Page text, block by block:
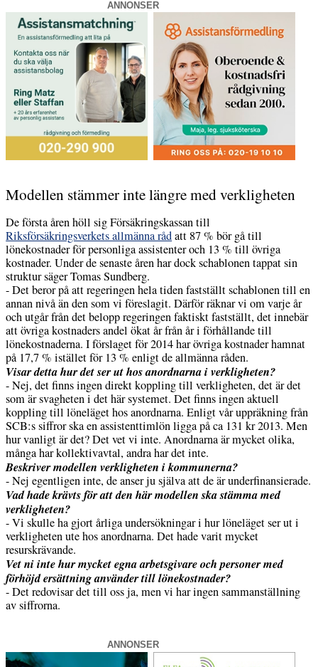
ANNONSER
Modellen stämmer inte längre med verkligheten
De första åren höll sig Försäkringskassan till
Riksförsäkringsverkets allmänna rådatt 87 % bör gå till
lönekostnader för personliga assistenter och 13 % till övriga
kostnader. Under de senaste åren har dock schablonen tappat sin
struktur säger Tomas Sundberg.
- Det beror på att regeringen hela tiden fastställt schablonen till en
annan nivå än den som vi föreslagit. Därför räknar vi om varje år
och utgår från det belopp regeringen faktiskt fastställt, det innebär
att övriga kostnaders andel ökat år från år i förhållande till
lönekostnaderna. I förslaget för 2014 har övriga kostnader hamnat
på 17,7 % istället för 13 % enligt de allmänna råden.
Visar detta hur det ser ut hos anordnarna i verkligheten?
- Nej, det finns ingen direkt koppling till verkligheten, det är det
som är svagheten i det här systemet. Det finns ingen aktuell
koppling till löneläget hos anordnarna. Enligt vår uppräkning från
SCB:s siffror ska en assistenttimlön ligga på ca 131 kr 2013. Men
hur vanligt är det? Det vet vi inte. Anordnarna är mycket olika,
många har kollektivavtal, andra har det inte.
Beskriver modellen verkligheten i kommunerna?
- Nej egentligen inte, de anser ju själva att de är underfinansierade.
Vad hade krävts för att den här modellen ska stämma med
verkligheten?
- Vi skulle ha gjort årliga undersökningar i hur löneläget ser ut i
verkligheten ute hos anordnarna. Det hade varit mycket
resurskrävande.
Vet ni inte hur mycket egna arbetsgivare och personer med
förhöjd ersättning använder till lönekostnader?
- Det redovisar det till oss ja, men vi har ingen sammanställning
av siffrorna.
ANNONSER